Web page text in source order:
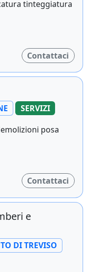
tinteggiatura
Contattaci
SERVIZI
posa
Contattaci
e
DI TREVISO